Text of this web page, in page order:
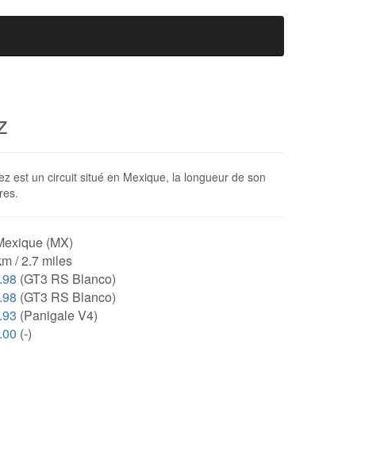
est un circuit situé en Mexique, la longueur de son
(MX)
/ 2.7 miles
(GT3 RS Blanco)
(GT3 RS Blanco)
(Panigale V4)
(-)